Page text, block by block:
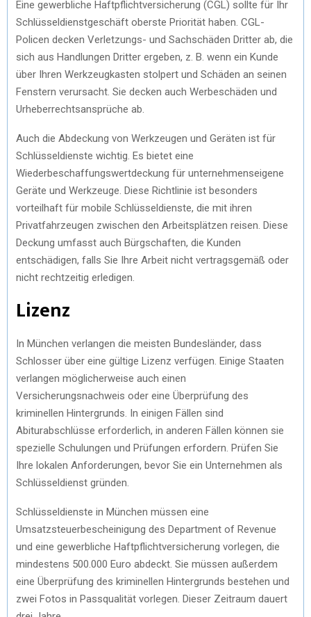
Eine gewerbliche Haftpflichtversicherung (CGL) sollte für Ihr
Schlüsseldienstgeschäft oberste Priorität haben. CGL-
Policen decken Verletzungs- und Sachschäden Dritter ab, die
sich aus Handlungen Dritter ergeben, z. B. wenn ein Kunde
über Ihren Werkzeugkasten stolpert und Schäden an seinen
Fenstern verursacht. Sie decken auch Werbeschäden und
Urheberrechtsansprüche ab.
Auch die Abdeckung von Werkzeugen und Geräten ist für
Schlüsseldienste wichtig. Es bietet eine
Wiederbeschaffungswertdeckung für unternehmenseigene
Geräte und Werkzeuge. Diese Richtlinie ist besonders
vorteilhaft für mobile Schlüsseldienste, die mit ihren
Privatfahrzeugen zwischen den Arbeitsplätzen reisen. Diese
Deckung umfasst auch Bürgschaften, die Kunden
entschädigen, falls Sie Ihre Arbeit nicht vertragsgemäß oder
nicht rechtzeitig erledigen.
Lizenz
In München verlangen die meisten Bundesländer, dass
Schlosser über eine gültige Lizenz verfügen. Einige Staaten
verlangen möglicherweise auch einen
Versicherungsnachweis oder eine Überprüfung des
kriminellen Hintergrunds. In einigen Fällen sind
Abiturabschlüsse erforderlich, in anderen Fällen können sie
spezielle Schulungen und Prüfungen erfordern. Prüfen Sie
Ihre lokalen Anforderungen, bevor Sie ein Unternehmen als
Schlüsseldienst gründen.
Schlüsseldienste in München müssen eine
Umsatzsteuerbescheinigung des Department of Revenue
und eine gewerbliche Haftpflichtversicherung vorlegen, die
mindestens 500.000 Euro abdeckt. Sie müssen außerdem
eine Überprüfung des kriminellen Hintergrunds bestehen und
zwei Fotos in Passqualität vorlegen. Dieser Zeitraum dauert